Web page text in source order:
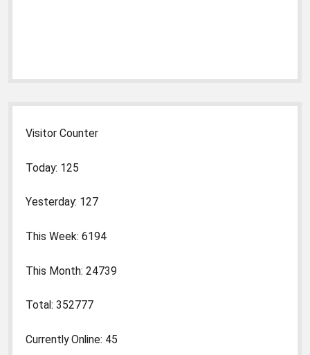
Visitor Counter
Today: 125
Yesterday: 127
This Week: 6194
This Month: 24739
Total: 352777
Currently Online: 45